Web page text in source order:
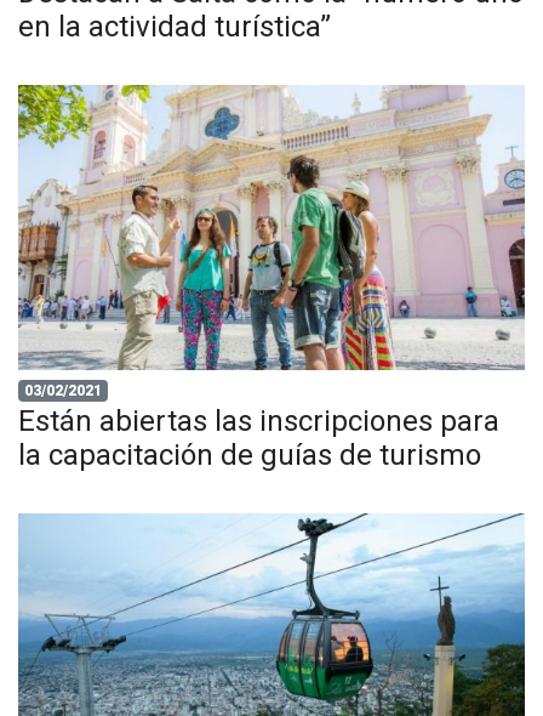
en la actividad turística”
03/02/2021
Están abiertas las inscripciones para
la capacitación de guías de turismo